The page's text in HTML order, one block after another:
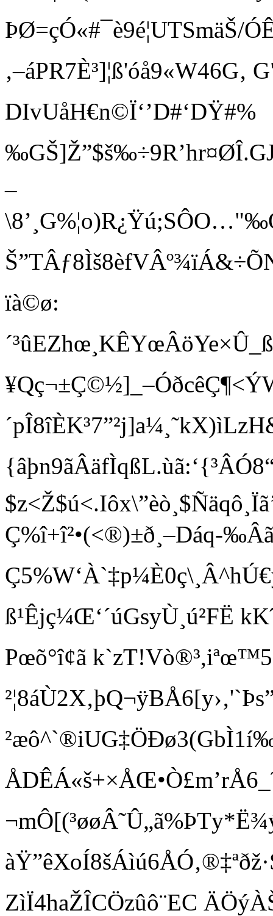
ÞØ=çÓ«#¯è9é¦UTSmäŠ/
‚–áPR7È³]¦ß'óå9«W46
DIvUåH€n©Ï‘’D#‘DŸ#%
‰GŠ]Ž”$š‰
–
\8’¸G%¦o)R¿Ÿú;SÔO…"‰
Š”TÂƒ8Ìš8èfVÂ
ïà©ø:
´³ûEZhœ¸K
¥Qç¬±Ç©½]
´p
Ç%î+î²•(<®)±ð¸–Dáq-
Ç5%W‘À`‡p¼È0
ß¹Êjç¼Œ‘´úGsyÙ¸ú²FË
Pœõ°î¢ã k`zT!Vò®³,iªœ
²¦8áÙ2X‚þ
²æô^`®iUG‡ÖÐø
ÅDÊÁ «š+×ÅŒ•
àŸ”êX
ZìÏ4haŽÎCÖzûô¨EC